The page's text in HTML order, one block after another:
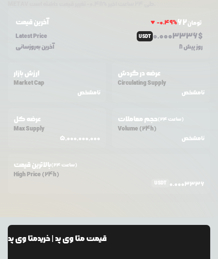
آخرین قیمت -0.49%62تومان
Latest Price
USDT 0.0003336$
آخرین به‌روزسانی 8 روز پیش
ارزش بازار
Market Cap
نامشخص
عرضه در گردش
Circulating Supply
نامشخص
عرضه کل
Max Supply
5,000,000,000
حجم معاملات (24 ساعت)
Volume (24h)
نامشخص
بالاترین قیمت (24 ساعت)
High Price (24h)
USDT 0.0003336
قیمتمتا وی پد | خریدمتا وی پد